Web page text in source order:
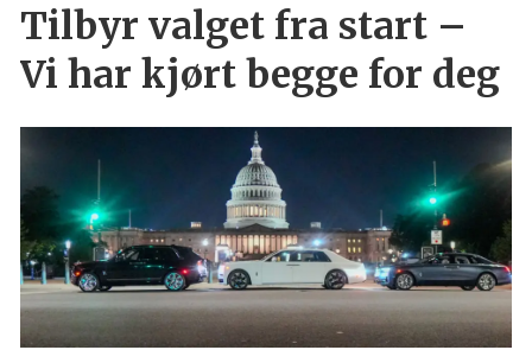
Tilbyr valget fra start –
Vi har kjørt begge for deg